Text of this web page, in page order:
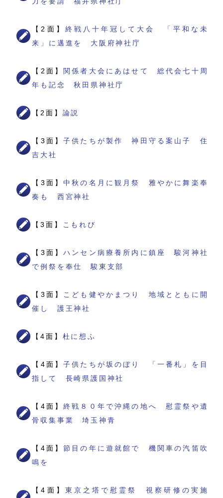
【2面】 終戦八十年冠して大会 「平和な未
来」に邁進を 大阪府神社庁
【2面】 関係者大会にあはせて 総代会七十周
年も記念 秋田県神社庁
【2面】 論説
【3面】子供たちが製作 神田守る案山子 住
吉大社
【3面】中秋の名月に観月祭 雅やかに舞楽奉
奏も 西宮神社
【3面】 こもれび
【3面】ハンセン病療養所内に鎮座 駿河神社
で例祭を奉仕 駿東支部
【3面】
こども健やかまつり 地域とともに開
催し 護王神社
【4面】 杜に想ふ
【4面】子供たちが坂のぼり 「一番札」を目
指して 長崎県護国神社
【4面】終戦８０年で沖縄の地へ 慰霊祭や遺
骨収集事業 埼玉神青
【4面】節目の年に遊就館で 機関車の汽笛吹
鳴を
【4面】 東京之塔で慰霊祭 視察研修の実施